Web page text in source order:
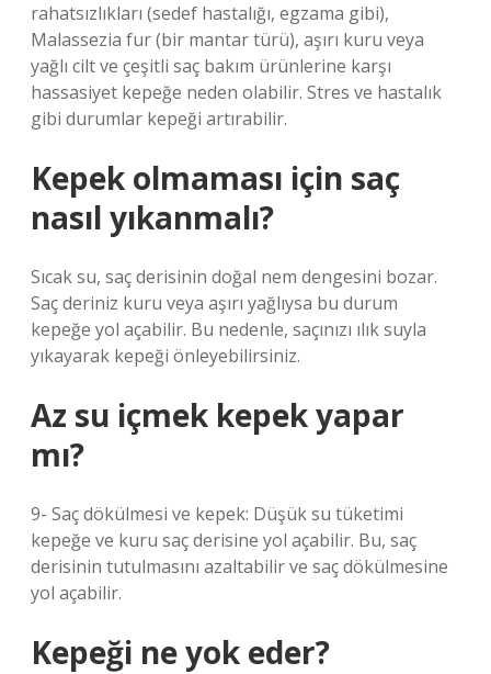
rahatsızlıkları (sedef hastalığı, egzama gibi),
Malassezia fur (bir mantar türü), aşırı kuru veya
yağlı cilt ve çeşitli saç bakım ürünlerine karşı
hassasiyet kepeğe neden olabilir. Stres ve hastalık
gibi durumlar kepeği artırabilir.
Kepek olmaması için saç
nasıl yıkanmalı?
Sıcak su, saç derisinin doğal nem dengesini bozar.
Saç deriniz kuru veya aşırı yağlıysa bu durum
kepeğe yol açabilir. Bu nedenle, saçınızı ılık suyla
yıkayarak kepeği önleyebilirsiniz.
Az su içmek kepek yapar
mı?
9- Saç dökülmesi ve kepek: Düşük su tüketimi
kepeğe ve kuru saç derisine yol açabilir. Bu, saç
derisinin tutulmasını azaltabilir ve saç dökülmesine
yol açabilir.
Kepeği ne yok eder?